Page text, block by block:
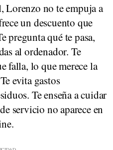
Lorenzo no te empuja a
un descuento que
pregunta qué te pasa,
al ordenador. Te
falla, lo que merece la
evita gastos
Te enseña a cuidar
servicio no aparece en